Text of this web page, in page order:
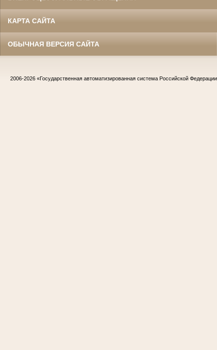
КАРТА САЙТА
ОБЫЧНАЯ ВЕРСИЯ САЙТА
2006-2026 «Государственная автоматизированная система Российской